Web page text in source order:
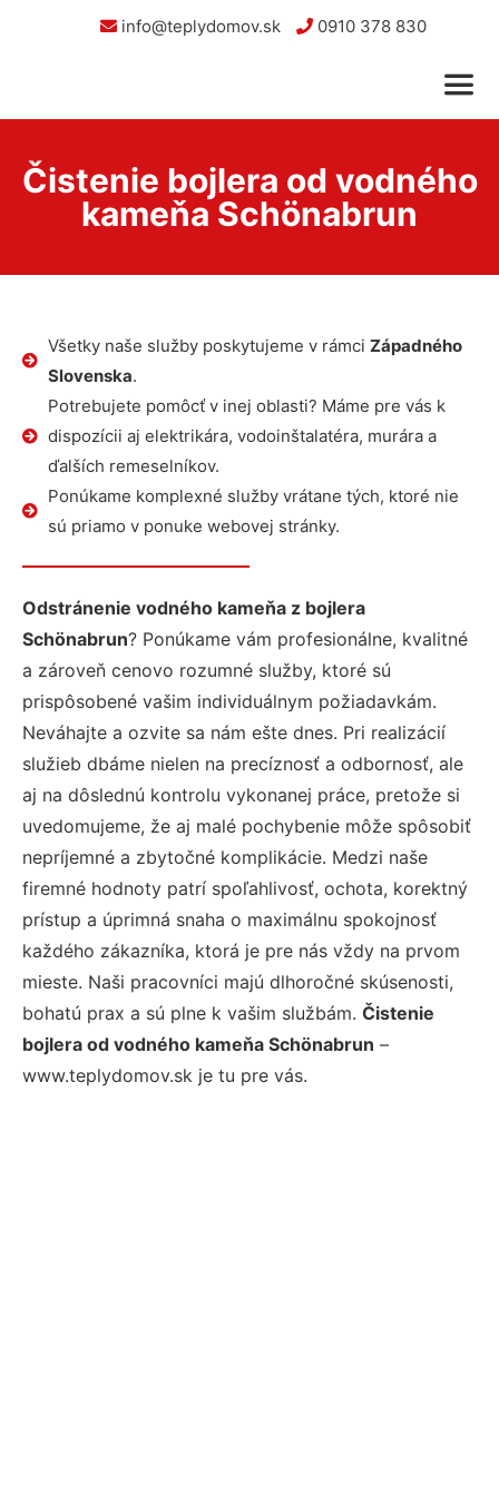
info@teplydomov.sk 0910 378 830
Čistenie bojlera od vodného
kameňa Schönabrun
Všetky naše služby poskytujeme v rámci Západného
Slovenska.
Potrebujete pomôcť v inej oblasti? Máme pre vás k
dispozícii aj elektrikára, vodoinštalatéra, murára a
ďalších remeselníkov.
Ponúkame komplexné služby vrátane tých, ktoré nie
sú priamo v ponuke webovej stránky.
Odstránenie vodného kameňa z bojlera
Schönabrun? Ponúkame vám profesionálne, kvalitné
a zároveň cenovo rozumné služby, ktoré sú
prispôsobené vašim individuálnym požiadavkám.
Neváhajte a ozvite sa nám ešte dnes. Pri realizácií
služieb dbáme nielen na precíznosť a odbornosť, ale
aj na dôslednú kontrolu vykonanej práce, pretože si
uvedomujeme, že aj malé pochybenie môže spôsobiť
nepríjemné a zbytočné komplikácie. Medzi naše
firemné hodnoty patrí spoľahlivosť, ochota, korektný
prístup a úprimná snaha o maximálnu spokojnosť
každého zákazníka, ktorá je pre nás vždy na prvom
mieste. Naši pracovníci majú dlhoročné skúsenosti,
bohatú prax a sú plne k vašim službám. Čistenie
bojlera od vodného kameňa Schönabrun –
www.teplydomov.sk je tu pre vás.